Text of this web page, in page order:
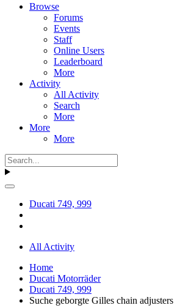
Browse
Forums
Events
Staff
Online Users
Leaderboard
More
Activity
All Activity
Search
More
More
More
Ducati 749, 999
All Activity
Home
Ducati Motorräder
Ducati 749, 999
Suche geborgte Gilles chain adjusters